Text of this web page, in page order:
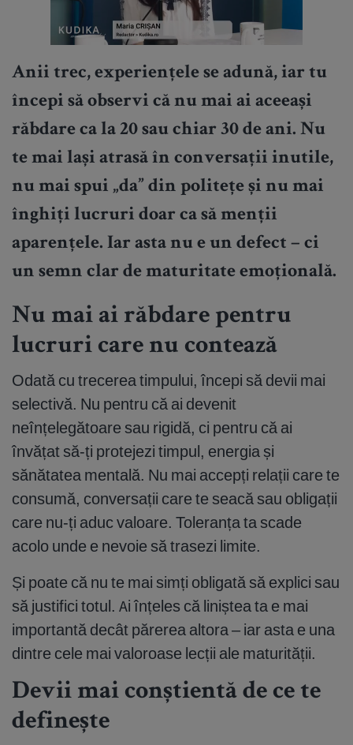
Anii trec, experiențele se adună, iar tu
începi să observi că nu mai ai aceeași
răbdare ca la 20 sau chiar 30 de ani. Nu
te mai lași atrasă în conversații inutile,
nu mai spui „da” din politețe și nu mai
înghiți lucruri doar ca să menții
aparențele. Iar asta nu e un defect – ci
un semn clar de maturitate emoțională.
Nu mai ai răbdare pentru
lucruri care nu contează
Odată cu trecerea timpului, începi să devii mai
selectivă. Nu pentru că ai devenit
neînțelegătoare sau rigidă, ci pentru că ai
învățat să-ți protejezi timpul, energia și
sănătatea mentală. Nu mai accepți relații care te
consumă, conversații care te seacă sau obligații
care nu-ți aduc valoare. Toleranța ta scade
acolo unde e nevoie să trasezi limite.
Și poate că nu te mai simți obligată să explici sau
să justifici totul. Ai înțeles că liniștea ta e mai
importantă decât părerea altora – iar asta e una
dintre cele mai valoroase lecții ale maturității.
Devii mai conștientă de ce te
definește